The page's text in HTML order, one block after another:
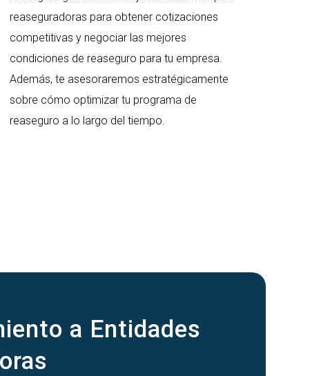
reaseguradoras para obtener cotizaciones
competitivas y negociar las mejores
condiciones de reaseguro para tu empresa.
Además, te asesoraremos estratégicamente
sobre cómo optimizar tu programa de
reaseguro a lo largo del tiempo.
a Entidades